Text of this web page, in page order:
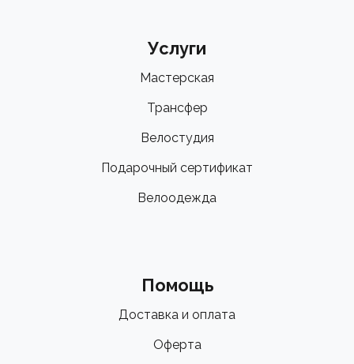
Услуги
Мастерская
Трансфер
Велостудия
Подарочный сертификат
Велоодежда
Помощь
Доставка и оплата
Оферта